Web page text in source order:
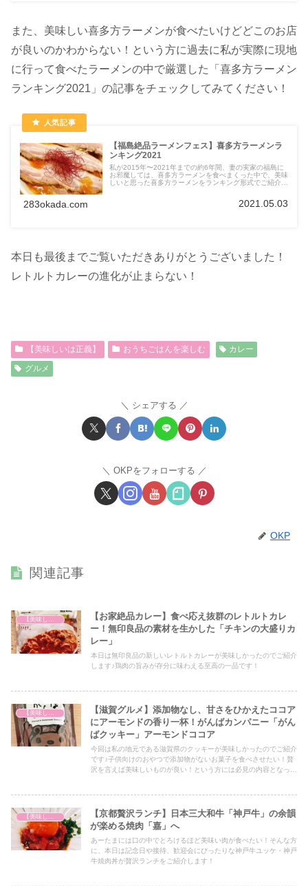
また、美味しい喜多方ラーメンが食べたいけどどこのお店
が良いのかわからない！という方に過去に私が実際に現地
に行って食べたラーメンの中で厳選した「喜多方ラーメン
ランキング2021」の記事をチェックしてみてください！
【福島絶品ラーメンフェス】喜多方ラーメンラ
ンキング2021
私が2015年〜2021年までの約6年間、妻の実家の福島に
お邪魔しては、喜多方ラーメンを食べまくった中で、美味
しいと思った喜多方ラーメンをランキング形式でご紹介し
283okada.com 2021.05.03
本日も最後までご覧いただきありがとうございました！
レトルトカレーの進化が止まらない！
【美味しいは正義】 おうちごはんを楽しむ
カレー
グルメ
シェアする
OKPをフォローする
OKP
関連記事
【お家絶品カレー】食べ応え抜群のレトルトカレ
ー！無印良品の素材を生かした「チキンの大盛りカ
レー」
本日は無印良品の新しいレトルトカレーが美味しかったのでご紹介
します♪鶏肉の旨みが存分に味わえる至高の一品です！
【滋賀グルメ】添加物なし、甘さをひかえたココア
にアーモンドの香り一杯！がんばカンパニー「がん
ばクッキー」アーモンドココア
今回は私の地元である滋賀県のクッキーが美味しかったのでご紹介
です♪子供向けのおやつで添加物がないお菓子を食べさせたい！贅
沢を言えば美味しいものが良い！という方には必見の内容となって
【京都贅沢ランチ】日本三大和牛「神戸牛」の余韻
が楽める焼肉「嘉」へ
あーたまには口の中でとろけるほど美味い肉が食べたい！そんな方
に、本日は記念日や接待、歓迎会にぴったりな神戸牛ユッケ・神戸
牛焼肉丼が贅沢ランチをご紹介します！